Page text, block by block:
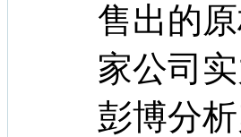
售出的
家公司
彭博分